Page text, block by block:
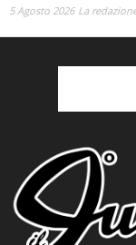
5 Agosto 2026 La